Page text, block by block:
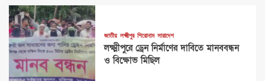
জাতীয় লক্ষ্মীপুর শিরোনাম সারাদেশ
লক্ষ্মীপুরে ড্রেন নির্মাণের দাবিতে মানববন্ধন
ও বিক্ষোভ মিছিল